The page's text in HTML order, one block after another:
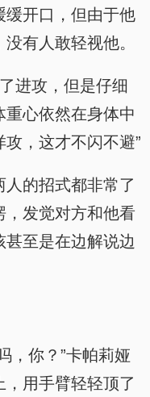
缓开口，但由于他
有人敢轻视他。
进攻，但是仔细
心依然在身体中
，这才不闪不避”
的招式都非常了
，发觉对方和他看
至是在边解说边
，你？”卡帕莉娅
用手臂轻轻顶了